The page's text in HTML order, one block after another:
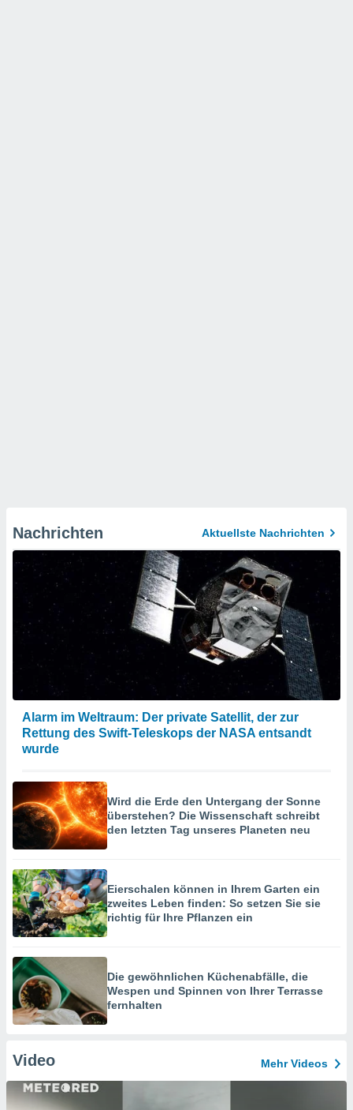
Nachrichten Aktuellste Nachrichten
Alarm im Weltraum: Der private Satellit, der zur
Rettung des Swift-Teleskops der NASA entsandt
wurde
Wird die Erde den Untergang der Sonne
überstehen? Die Wissenschaft schreibt
den letzten Tag unseres Planeten neu
Eierschalen können in Ihrem Garten ein
zweites Leben finden: So setzen Sie sie
richtig für Ihre Pflanzen ein
Die gewöhnlichen Küchenabfälle, die
Wespen und Spinnen von Ihrer Terrasse
fernhalten
Video Mehr Videos